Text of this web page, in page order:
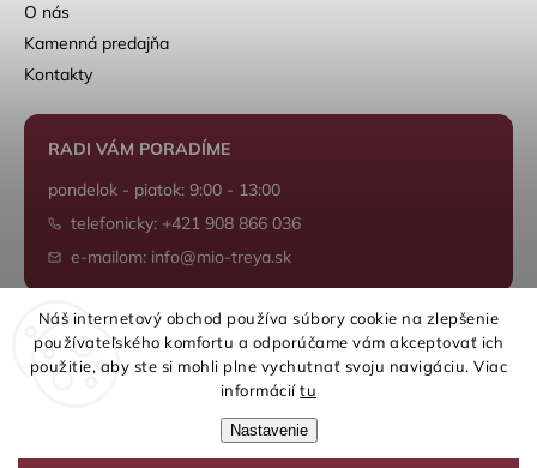
Náš internetový obchod používa súbory cookie na zlepšenie
používateľského komfortu a odporúčame vám akceptovať ich
použitie, aby ste si mohli plne vychutnať svoju navigáciu. Viac
informáciítu
Nastavenie
O nás
Kamenná predajňa
Kontakty
RADI VÁM PORADÍME
pondelok - piatok: 9:00 - 13:00
telefonicky: +421 908 866 036
e-mailom: info@mio-treya.sk
Shoptet.sk